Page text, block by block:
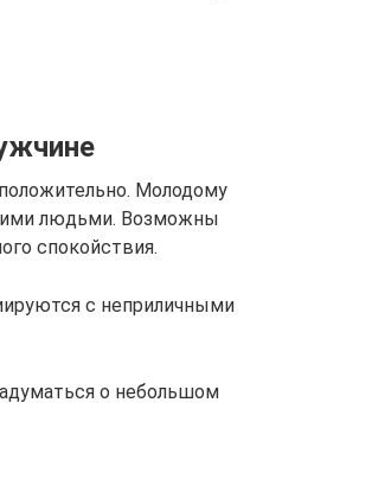
Молодому
людьми. Возможны
спокойствия.
с неприличными
о небольшом